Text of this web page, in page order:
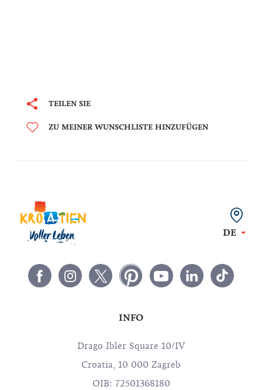
TEILEN SIE
ZU MEINER WUNSCHLISTE HINZUFÜGEN
DE
INFO
Drago Ibler Square 10/IV
Croatia, 10 000 Zagreb
OIB: 72501368180